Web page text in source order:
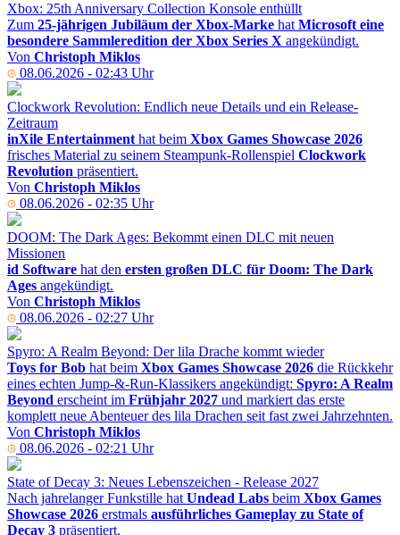
Xbox: 25th Anniversary Collection Konsole enthüllt
Zum 25-jährigen Jubiläum der Xbox-Marke hat Microsoft eine
besondere Sammleredition der Xbox Series X angekündigt.
Von Christoph Miklos
08.06.2026 - 02:43 Uhr
Clockwork Revolution: Endlich neue Details und ein Release-
Zeitraum
inXile Entertainment hat beim Xbox Games Showcase 2026
frisches Material zu seinem Steampunk-Rollenspiel Clockwork
Revolution präsentiert.
Von Christoph Miklos
08.06.2026 - 02:35 Uhr
DOOM: The Dark Ages: Bekommt einen DLC mit neuen
Missionen
id Software hat den ersten großen DLC für Doom: The Dark
Ages angekündigt.
Von Christoph Miklos
08.06.2026 - 02:27 Uhr
Spyro: A Realm Beyond: Der lila Drache kommt wieder
Toys for Bob hat beim Xbox Games Showcase 2026 die Rückkehr
eines echten Jump-&-Run-Klassikers angekündigt: Spyro: A Realm
Beyond erscheint im Frühjahr 2027 und markiert das erste
komplett neue Abenteuer des lila Drachen seit fast zwei Jahrzehnten.
Von Christoph Miklos
08.06.2026 - 02:21 Uhr
State of Decay 3: Neues Lebenszeichen - Release 2027
Nach jahrelanger Funkstille hat Undead Labs beim Xbox Games
Showcase 2026 erstmals ausführliches Gameplay zu State of
Decay 3 präsentiert.